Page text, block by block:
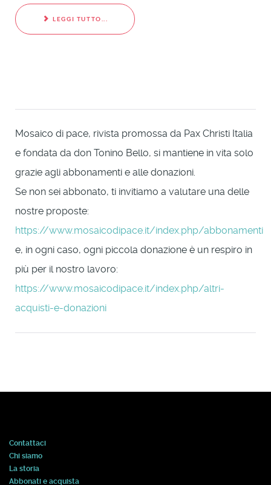
LEGGI TUTTO...
Mosaico di pace, rivista promossa da Pax Christi Italia
e fondata da don Tonino Bello, si mantiene in vita solo
grazie agli abbonamenti e alle donazioni.
Se non sei abbonato, ti invitiamo a valutare una delle
nostre proposte:
https://www.mosaicodipace.it/index.php/abbonamenti
e, in ogni caso, ogni piccola donazione è un respiro in
più per il nostro lavoro:
https://www.mosaicodipace.it/index.php/altri-
acquisti-e-donazioni
Contattaci
Chi siamo
La storia
Abbonati e acquista